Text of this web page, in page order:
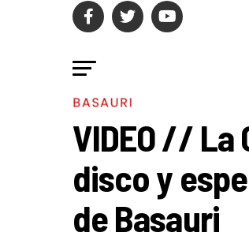
BASAURI
VIDEO // La
disco y
de Basauri